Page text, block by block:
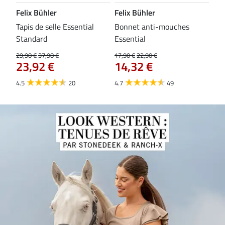
Felix Bühler
Tapis de selle Essential
Standard
29,90 €37,90 €
23,92 €
4.5 20
Felix Bühler
Bonnet anti-mouches
Essential
17,90 €22,90 €
14,32 €
4.7 49